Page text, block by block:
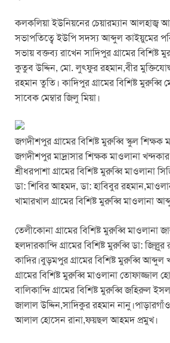
o
o
k
p
p
g
er
কলকলিয়া ইউনিয়নের চেয়ারম্যান আলহাজ্ব
সভাপতিত্বে ইউপি সদস্য আব্দুল কাইয়ুমের
সভায় বক্তব্য রাখেন সাদিপুর গ্রামের বিশিষ্ট
কুতুব উদ্দিন, মো. লুৎফুর রহমান,বীর
রহমান তুতি। কাদিপুর গ্রামের বিশিষ্ট
সাবেক মেম্বার জিলু মিয়া।
জগদীশপুর গ্রামের বিশিষ্ট মুরুব্বি স্কুল
জগদীশপুর মাদ্রাসার শিক্ষক মাওলানা
শ্রীধরপাশা গ্রামের বিশিষ্ট মুরুব্বি মাওলানা
ডা: শিবির আহমদ, ডা: হাবিবুর
খামারখাল গ্রামের বিশিষ্ট মুরুব্বি মাওলানা
তেলীকোনা গ্রামের বিশিষ্ট মুরুব্বি মাওলানা
হলদারকান্দি গ্রামের বিশিষ্ট মুরুব্বি ডা:
কাদির।বুড়মপুর গ্রামের বিশিষ্ট মুরুব্বি আব্দুল
গ্রামের বিশিষ্ট মুরুব্বি মাওলানা তোফাজ্জাল
বালিকান্দি গ্রামের বিশিষ্ট মুরুব্বি জহিরুল
জালাল উদ্দিন,সাদিকুর রহমান
আলাল হোসেন রানা,ফয়ছল আহমদ প্রমুখ।